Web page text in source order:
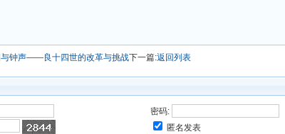
与钟声——良十四世的改革与挑战下一篇:返回列表
密码:
匿名发表